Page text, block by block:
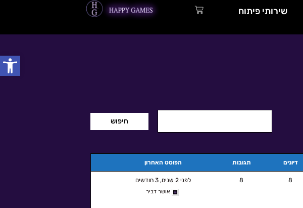
שירותי פיתוח
עגלת
דיונים תגובות הפוסט האחרון
8
8 לפני 2 שנים, 3 חודשים
אושר דביר